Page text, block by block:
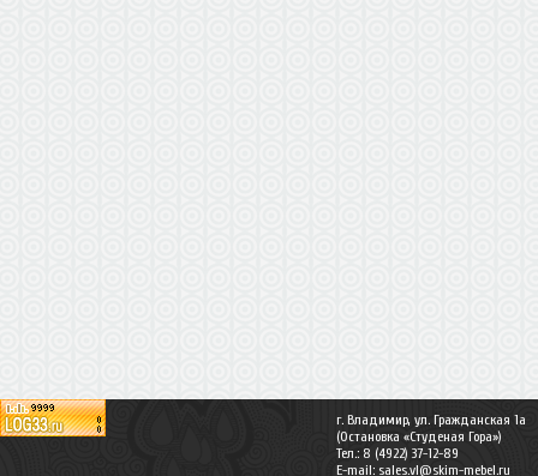
г. Владимир, ул. Гражданская 1а
(Остановка «Студеная Гора»)
Тел.: 8 (4922) 37-12-89
E-mail: sales.vl@skim-mebel.ru